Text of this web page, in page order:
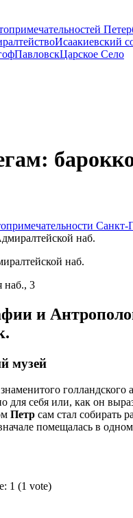
Исаакиевский
ПавловскЦарское Село
Санкт-
наб.
наб., 3
и
музей
голландского
для себя или, как он
Петр сам стал собирать
помещалась в
1 (1 vote)